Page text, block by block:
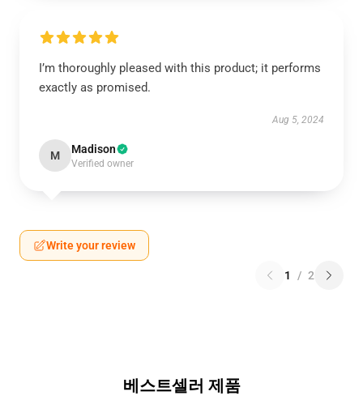
I’m thoroughly pleased with this product; it performs
exactly as promised.
Aug 5, 2024
M Madison
Verified owner
Write your review
1 / 2
베스트셀러 제품